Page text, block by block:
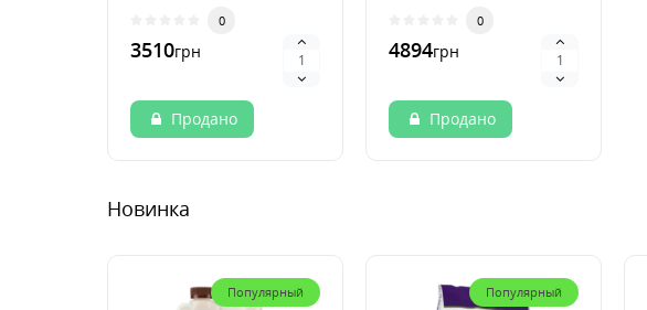
0
3510грн
Продано
урожайность с PK
Booster Po..
0
4894грн
Продано
Новинка
Популярный Популярный